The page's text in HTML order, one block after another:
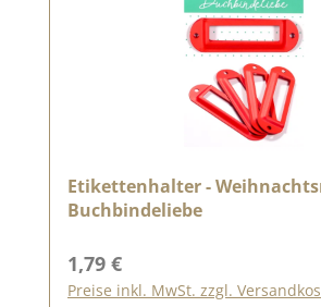
Etikettenhalter -
Buchbindeliebe
Regulärer Preis:
1,79 €
Preise inkl. MwSt. zzgl.